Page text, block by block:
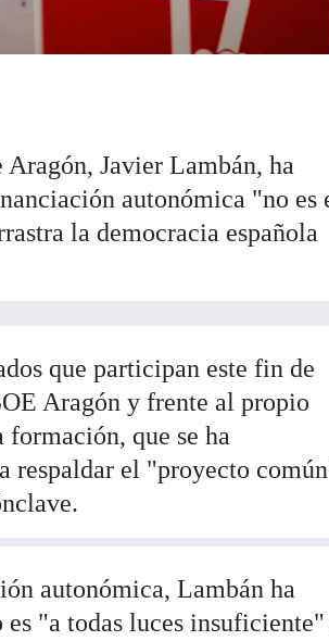
Javier Lambán, ha
autonómica "no es
la democracia española
que participan este fin de
Aragón y frente al propio
formación, que se ha
respaldar el "proyecto
autonómica, Lambán ha
"a todas luces